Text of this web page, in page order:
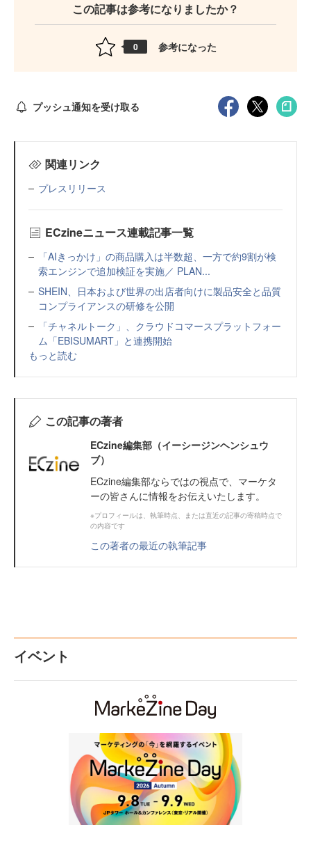
この記事は参考になりましたか？
0 参考になった
プッシュ通知を受け取る
関連リンク
プレスリリース
ECzineニュース連載記事一覧
「AIきっかけ」の商品購入は半数超、一方で約9割が検
索エンジンで追加検証を実施／ PLAN...
SHEIN、日本および世界の出店者向けに製品安全と品質
コンプライアンスの研修を公開
「チャネルトーク」、クラウドコマースプラットフォー
ム「EBISUMART」と連携開始
もっと読む
この記事の著者
ECzine編集部（イーシージンヘンシュウ
ブ）
ECzine編集部ならではの視点で、マーケタ
ーの皆さんに情報をお伝えいたします。
※プロフィールは、執筆時点、または直近の記事の寄稿時点で
の内容です
この著者の最近の執筆記事
イベント